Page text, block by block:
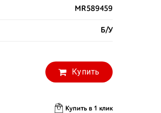
MR589459
Б/У
Купить
Купить в 1 клик